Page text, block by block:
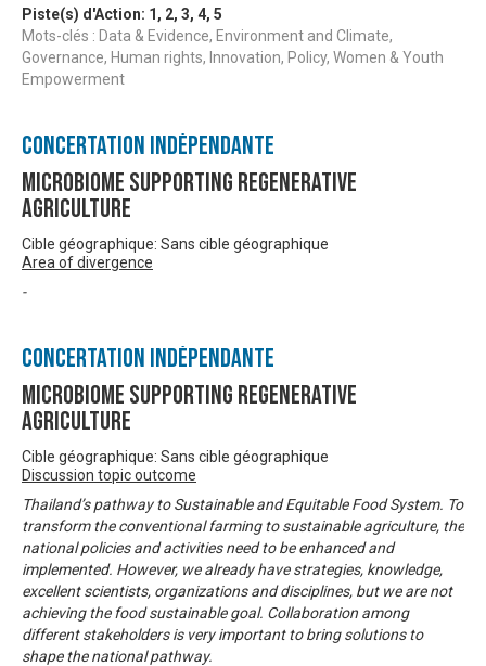
Piste(s) d'Action: 1 , 2, 3, 4, 5
Mots-clés : Data & Evidence, Environment and Climate,
Governance, Human rights, Innovation, Policy, Women & Youth
Empowerment
Concertation Indépendante
Microbiome Supporting Regenerative
Agriculture
Cible géographique: Sans cible géographique
Area of divergence
-
Concertation Indépendante
Microbiome Supporting Regenerative
Agriculture
Cible géographique: Sans cible géographique
Discussion topic outcome
Thailand’s pathway to Sustainable and Equitable Food System. To
transform the conventional farming to sustainable agriculture, the
national policies and activities need to be enhanced and
implemented. However, we already have strategies, knowledge,
excellent scientists, organizations and disciplines, but we are not
achieving the food sustainable goal. Collaboration among
different stakeholders is very important to bring solutions to
shape the national pathway.